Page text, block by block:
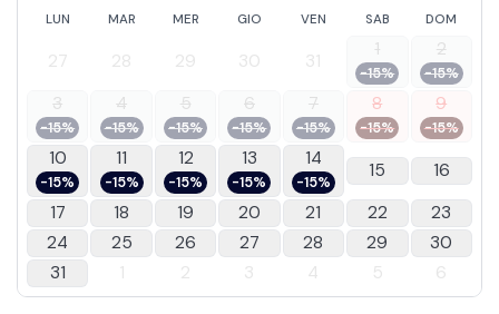
LUN MAR MER GIO VEN SAB DOM
27 28 29 30 31
1
-15%
2
-15%
3
-15%
4
-15%
5
-15%
6
-15%
7
-15%
8
-15%
9
-15%
10
-15%
11
-15%
12
-15%
13
-15%
14
-15%
15
16
17
18 19 20 21 22
23
24
25 26 27 28 29
30
31
1 2 3 4 5 6